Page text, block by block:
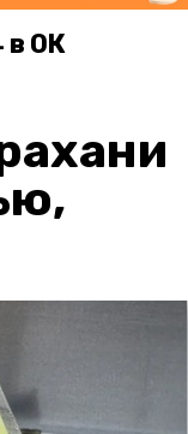
в ОК